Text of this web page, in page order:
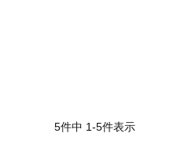
5件中 1-5件表示